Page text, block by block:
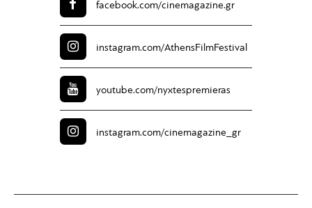
facebook.com/cinemagazine.gr
instagram.com/AthensFilmFestival
youtube.com/nyxtespremieras
instagram.com/cinemagazine_gr